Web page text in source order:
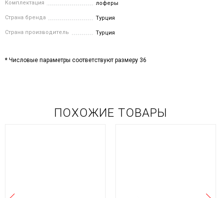
Комплектация лоферы
Страна бренда Турция
Страна производитель Турция
* Числовые параметры соответствуют размеру 36
ПОХОЖИЕ ТОВАРЫ